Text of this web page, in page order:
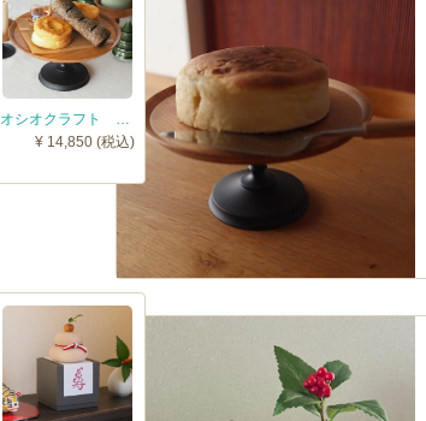
オシオクラフト コンポート皿 黒染め 桜 / osio craft
¥ 14,850 (税込)